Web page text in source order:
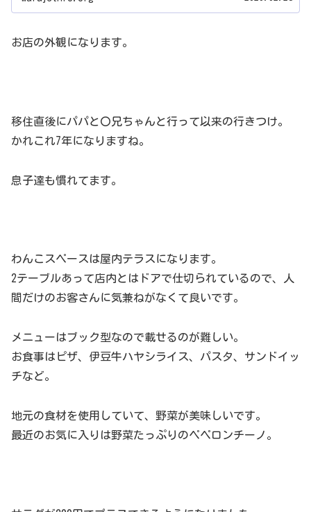
お店の外観になります。
移住直後にパパと〇兄ちゃんと行って以来の行きつけ。
かれこれ7年になりますね。
息子達も慣れてます。
わんこスペースは屋内テラスになります。
2テーブルあって店内とはドアで仕切られているので、人
間だけのお客さんに気兼ねがなくて良いです。
メニューはブック型なので載せるのが難しい。
お食事はピザ、伊豆牛ハヤシライス、パスタ、サンドイッ
チなど。
地元の食材を使用していて、野菜が美味しいです。
最近のお気に入りは野菜たっぷりのペペロンチーノ。